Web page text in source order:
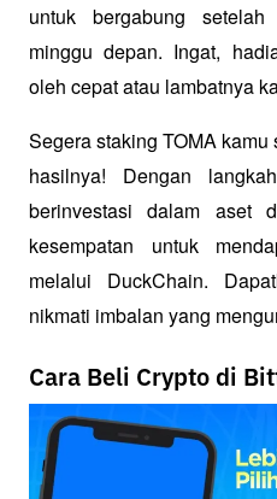
untuk bergabung setelah
minggu depan. Ingat,
oleh cepat atau lambatnya
Segera staking TOMA
hasilnya! Dengan
berinvestasi dalam aset
kesempatan untuk
melalui DuckChain.
nikmati imbalan yang
Cara Beli Crypto di